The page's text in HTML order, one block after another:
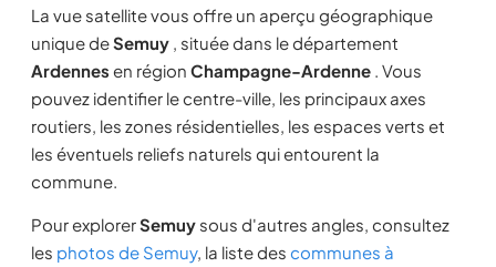
La vue satellite vous offre un aperçu géographique
unique deSemuy , située dans le département
Ardennes en région Champagne-Ardenne . Vous
pouvez identifier le centre-ville, les principaux axes
routiers, les zones résidentielles, les espaces verts et
les éventuels reliefs naturels qui entourent la
commune.
Pour explorerSemuy sous d'autres angles, consultez
les photos de Semuy, la liste des communes à